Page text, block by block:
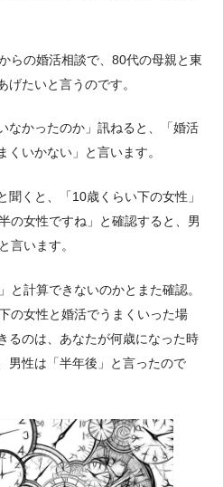
らの婚活相談で、80代の母親と東
たいと言うのです。
なかったのか」訊ねると、「婚活
いかない」と言います。
くと、「10歳くらい下の女性」
の女性ですね」と確認すると、男
言います。
と計算できないのかとまた確認。
の女性と婚活でうまくいった場
るのは、あなたが何歳になった時
男性は「半年後」と言ったので